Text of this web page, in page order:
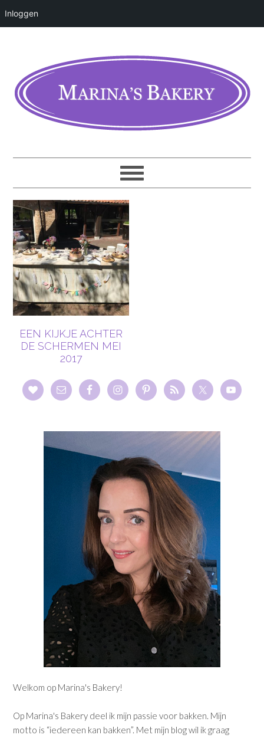
Inloggen
EEN KIJKJE ACHTER
DE SCHERMEN MEI
2017
Welkom op Marina's Bakery!
Op Marina's Bakery deel ik mijn passie voor bakken. Mijn
motto is “iedereen kan bakken”. Met mijn blog wil ik graag